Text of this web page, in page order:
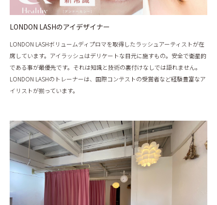
LONDON LASHのアイデザイナー
LONDON LASHボリュームディプロマを取得したラッシュアーティストが在
席しています。アイラッシュはデリケートな目元に施すもの。安全で衛星的
である事が最優先です。それは知識と技術の裏付けなしでは語れません。
LONDON LASHのトレーナーは、国際コンテストの受賞者など経験豊富なア
イリストが揃っています。